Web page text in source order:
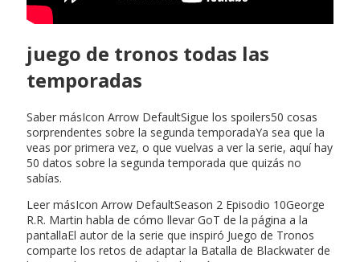
juego de tronos todas las
temporadas
Saber másIcon Arrow DefaultSigue los spoilers50 cosas
sorprendentes sobre la segunda temporadaYa sea que la
veas por primera vez, o que vuelvas a ver la serie, aquí hay
50 datos sobre la segunda temporada que quizás no
sabías.
Leer másIcon Arrow DefaultSeason 2 Episodio 10George
R.R. Martin habla de cómo llevar GoT de la página a la
pantallaEl autor de la serie que inspiró Juego de Tronos
comparte los retos de adaptar la Batalla de Blackwater de